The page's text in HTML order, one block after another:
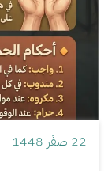
22 صفَر 1448